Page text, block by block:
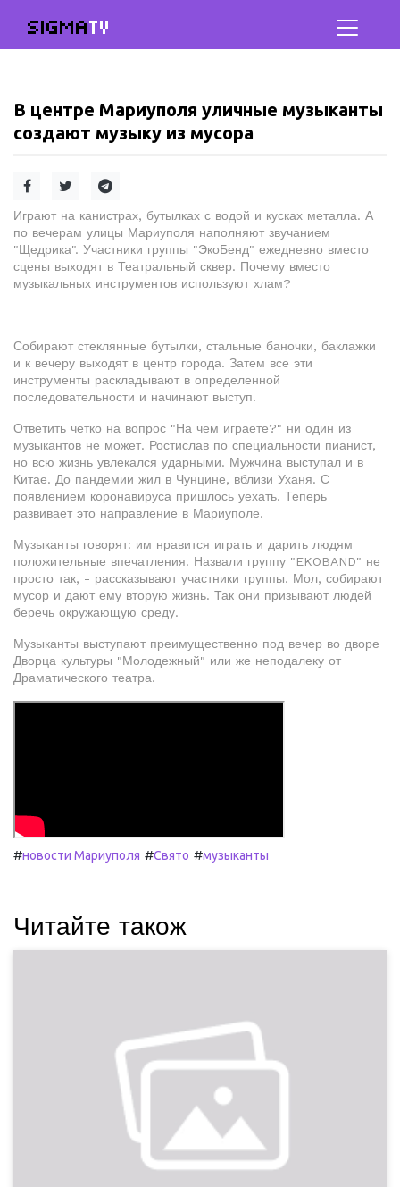
SIGMATV
В центре Мариуполя уличные музыканты
создают музыку из мусора
Играют на канистрах, бутылках с водой и кусках металла. А
по вечерам улицы Мариуполя наполняют звучанием
"Щедрика". Участники группы "ЭкоБенд" ежедневно вместо
сцены выходят в Театральный сквер. Почему вместо
музыкальных инструментов используют хлам?
Собирают стеклянные бутылки, стальные баночки, баклажки
и к вечеру выходят в центр города. Затем все эти
инструменты раскладывают в определенной
последовательности и начинают выступ.
Ответить четко на вопрос "На чем играете?" ни один из
музыкантов не может. Ростислав по специальности пианист,
но всю жизнь увлекался ударными. Мужчина выступал и в
Китае. До пандемии жил в Чунцине, вблизи Уханя. С
появлением коронавируса пришлось уехать. Теперь
развивает это направление в Мариуполе.
Музыканты говорят: им нравится играть и дарить людям
положительные впечатления. Назвали группу "EKOBAND" не
просто так, - рассказывают участники группы. Мол, собирают
мусор и дают ему вторую жизнь. Так они призывают людей
беречь окружающую среду.
Музыканты выступают преимущественно под вечер во дворе
Дворца культуры "Молодежный" или же неподалеку от
Драматического театра.
#новости Мариуполя #Свято #музыканты
Читайте також